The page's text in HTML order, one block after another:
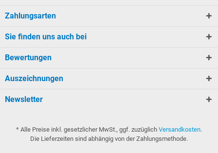
Zahlungsarten
Sie finden uns auch bei
Bewertungen
Auszeichnungen
Newsletter
* Alle Preise inkl. gesetzlicher MwSt., ggf. zuzüglich Versandkosten.
Die Lieferzeiten sind abhängig von der Zahlungsmethode.